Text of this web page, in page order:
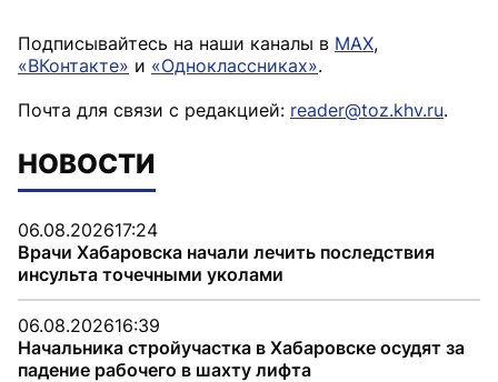
Подписывайтесь на наши каналы в MAX,
«ВКонтакте» и «Одноклассниках».
Почта для связи с редакцией: reader@toz.khv.ru.
НОВОСТИ
06.08.202617:24
Врачи Хабаровска начали лечить последствия
инсульта точечными уколами
06.08.202616:39
Начальника стройучастка в Хабаровске осудят за
падение рабочего в шахту лифта